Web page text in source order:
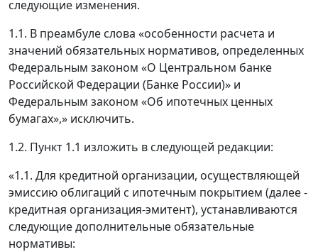
следующие изменения.
1.1. В преамбуле слова «особенности расчета и
значений обязательных нормативов, определенных
Федеральным законом «О Центральном банке
Российской Федерации (Банке России)» и
Федеральным законом «Об ипотечных ценных
бумагах»,» исключить.
1.2. Пункт 1.1 изложить в следующей редакции:
«1.1. Для кредитной организации, осуществляющей
эмиссию облигаций с ипотечным покрытием (далее -
кредитная организация-эмитент), устанавливаются
следующие дополнительные обязательные
нормативы: